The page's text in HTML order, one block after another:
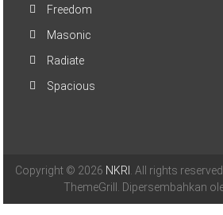
Freedom
Masonic
Radiate
Spacious
Copyright © 2026 NKRI . All rights
ThemeGrill. Dipersembahkan